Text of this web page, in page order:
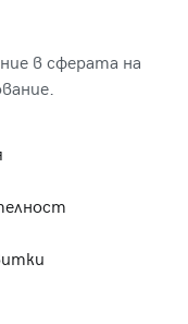
в сферата на